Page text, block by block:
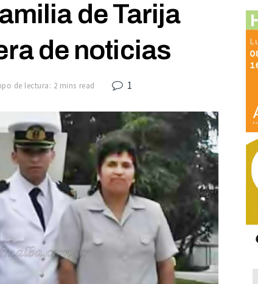
de Tarija
de noticias
de lectura: 2 mins read 1